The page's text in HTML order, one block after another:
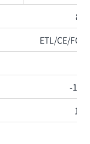
ETL/CE/
-